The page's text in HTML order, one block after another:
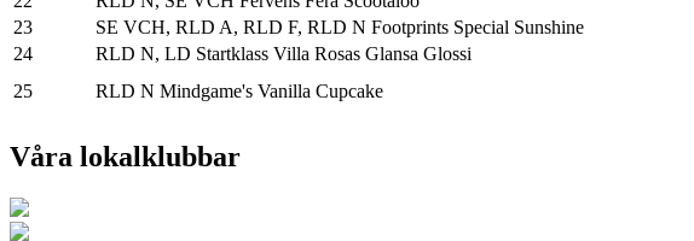
23
SE VCH, RLD A, RLD F, RLD N Footprints Special Sunshine
24
RLD N, LD Startklass Villa Rosas Glansa Glossi
25
RLD N Mindgame's Vanilla Cupcake
Våra lokalklubbar